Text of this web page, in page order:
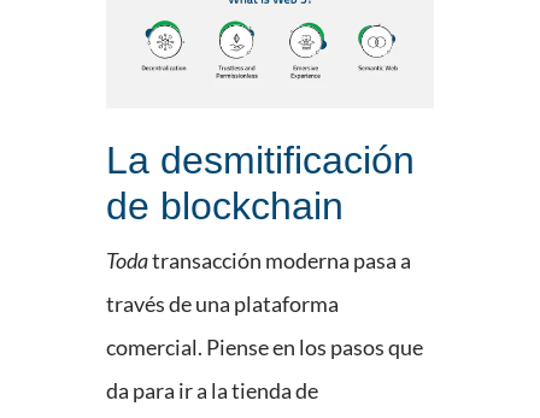
La desmitificación
de blockchain
Todatransacción moderna pasa a
través de una plataforma
comercial. Piense en los pasos que
da para ir a la tienda de